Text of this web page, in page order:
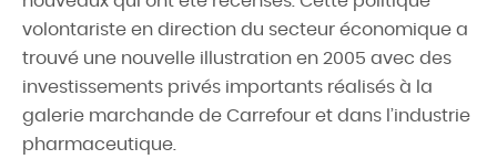
volontariste en direction du secteur économique a
trouvé une nouvelle illustration en 2005 avec des
investissements privés importants réalisés à la
galerie marchande de Carrefour et dans l’industrie
pharmaceutique.